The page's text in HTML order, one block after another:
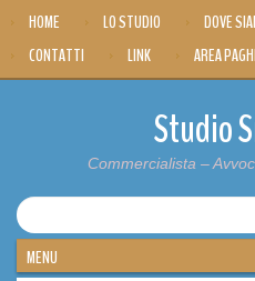
HOME LO STUDIO DOVE
CONTATTI
LINK AREA
Studio
Commercialista –